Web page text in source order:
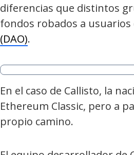
diferencias que distintos
fondos robados a usuarios
(DAO).
En el caso de Callisto, la
Ethereum Classic, pero a
propio camino.